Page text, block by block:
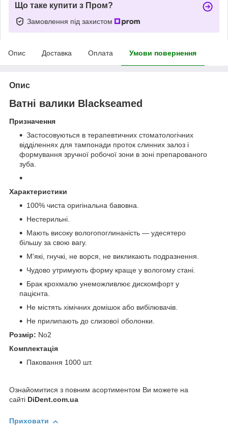
Що таке купити з Пром?
Замовлення під захистом
Опис Доставка Оплата Умови повернення
Опис
Ватні валики Blackseamed
Призначення
Застосовуються в терапевтичних стоматологічних
відділеннях для тампонади проток слинних залоз і
формування зручної робочої зони в зоні препарованого
зуба.
Характеристики
100% чиста оригінальна бавовна.
Нестерильні.
Мають високу вологопоглинаність — удесятеро
більшу за свою вагу.
М'які, гнучкі, не ворся, не викликають подразнення.
Чудово утримують форму краще у вологому стані.
Брак крохмалю унеможливлює дискомфорт у
пацієнта.
Не містять хімічних домішок або вибілювачів.
Не прилипають до слизової оболонки.
Розмір: No2
Комплектація
Паковання 1000 шт.
Ознайомитися з повним асортиментом Ви можете на
сайті DiDent.com.ua
Приховати